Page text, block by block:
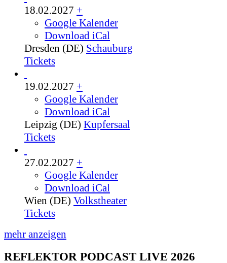
18.02.2027 +
Google Kalender
Download iCal
Dresden (DE) Schauburg
Tickets
19.02.2027 +
Google Kalender
Download iCal
Leipzig (DE) Kupfersaal
Tickets
27.02.2027 +
Google Kalender
Download iCal
Wien (DE) Volkstheater
Tickets
mehr anzeigen
REFLEKTOR PODCAST LIVE 2026